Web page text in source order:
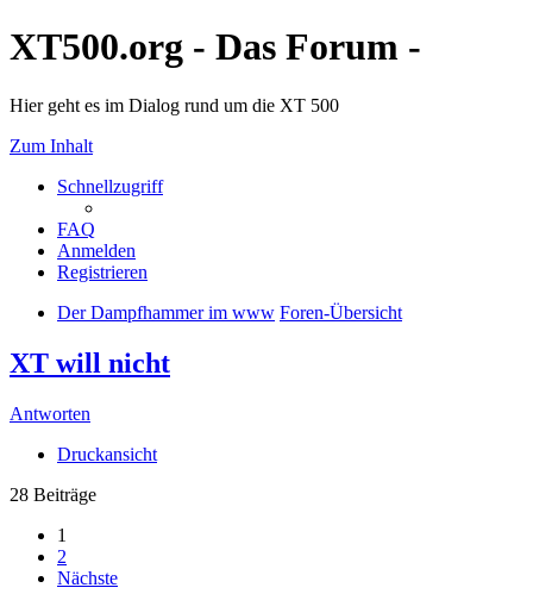
XT500.org - Das Forum -
Hier geht es im Dialog rund um die XT 500
Zum Inhalt
Schnellzugriff
FAQ
Anmelden
Registrieren
Der Dampfhammer im www Foren-Übersicht
XT will nicht
Antworten
Druckansicht
28 Beiträge
1
2
Nächste